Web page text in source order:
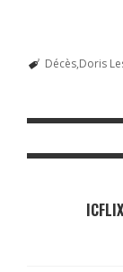
Décès Doris